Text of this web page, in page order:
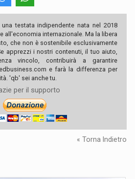
una testata indipendente nata nel 2018
all'economia internazionale. Ma la libera
che non è sostenibile esclusivamente
apprezzi i nostri contenuti, il tuo aiuto,
vincolo, contribuirà a garantire
e farà la differenza per
'qb' sei anche tu.
per il supporto
« Torna Indietro